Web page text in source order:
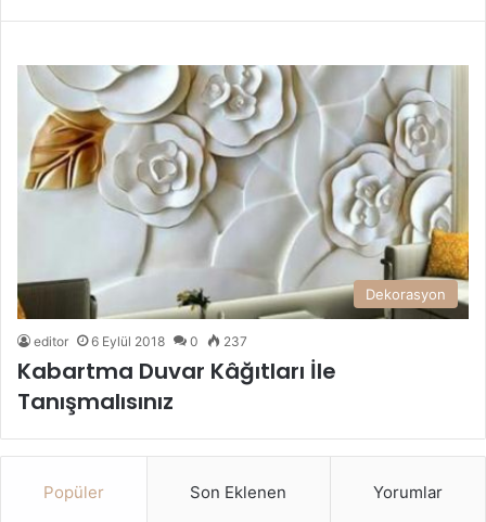
Dekorasyon
editor 6 Eylül 2018 0 237
Kabartma Duvar Kâğıtları İle
Tanışmalısınız
Popüler Son Eklenen Yorumlar